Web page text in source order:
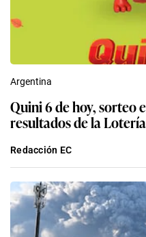
Argentina
Quini 6 de hoy, sorteo
resultados de la
Redacción EC